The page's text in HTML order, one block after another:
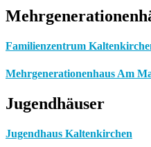
Familienzentrum
Mehrgenerationenhaus Am
Jugendhäuser
Jugendhaus Kaltenkirchen